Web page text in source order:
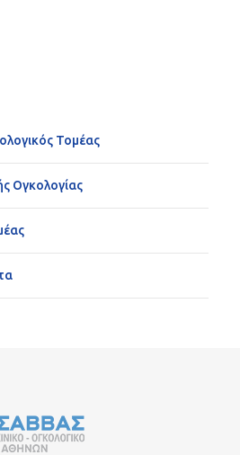
Τομέας
Ογκολογίας